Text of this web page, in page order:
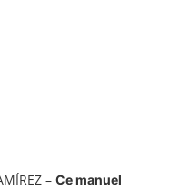
– Ce manuel